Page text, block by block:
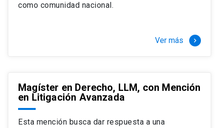
como comunidad nacional.
Ver más keyboard_arrow_right
Magíster en Derecho, LLM, con Mención
en Litigación Avanzada
Esta mención busca dar respuesta a una